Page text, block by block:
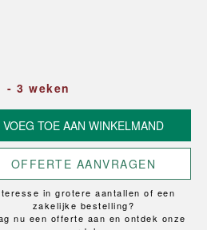
- 3 weken
VOEG TOE AAN WINKELMAND
OFFERTE AANVRAGEN
in grotere aantallen of een
zakelijke bestelling?
nu een offerte aan en ontdek onze